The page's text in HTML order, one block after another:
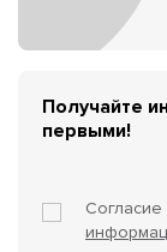
Получайте
первыми!